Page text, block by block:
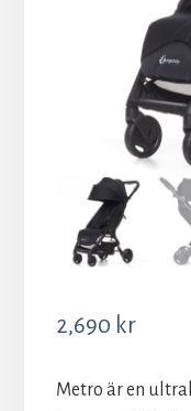
2,690 kr
Metro är en